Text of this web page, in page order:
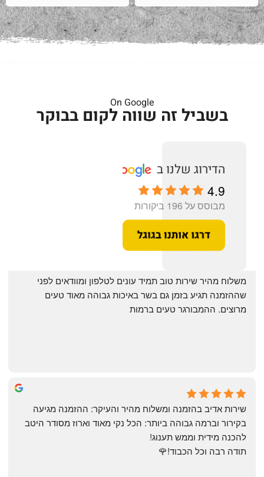
On Google
בשביל זה שווה לקום בבוקר
4.9
מבוסס על 196 ביקורות
May Azulay
a month ago
מרוצים. ההמבורגר טעים ברמות
להכנה מידית וממש תענוג!
תודה רבה וכל הכבוד!🌹